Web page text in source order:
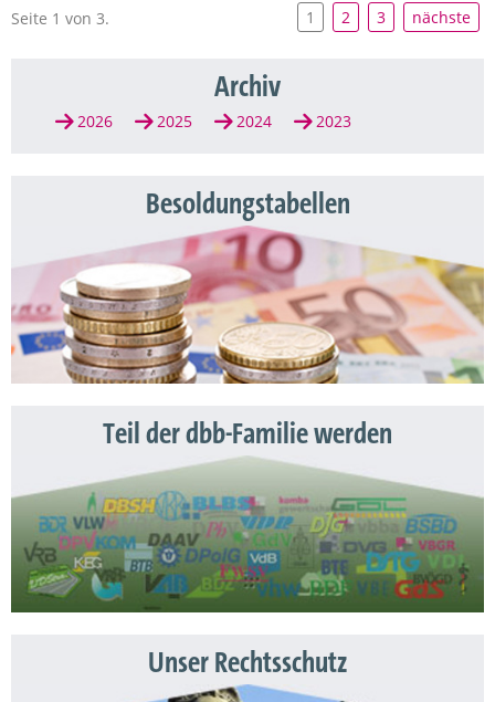
Archiv
2026 2025 2024 2023
Besoldungstabellen
Teil der dbb-Familie werden
Unser Rechtsschutz
Seite 1 von 3. 1 2 3 nächste